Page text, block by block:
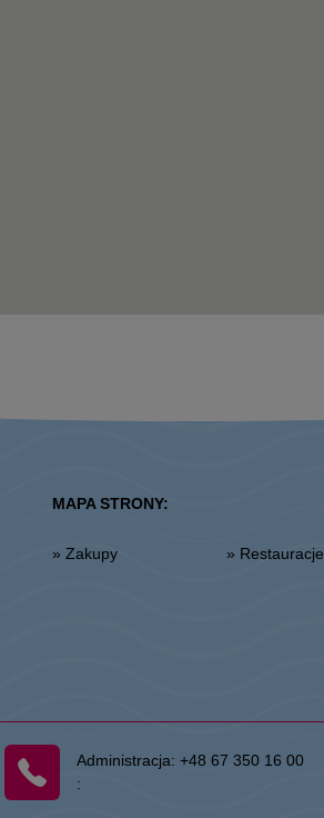
MAPA STRONY:
» Zakupy » Restauracje
Administracja: +48 67 350 16 00
: